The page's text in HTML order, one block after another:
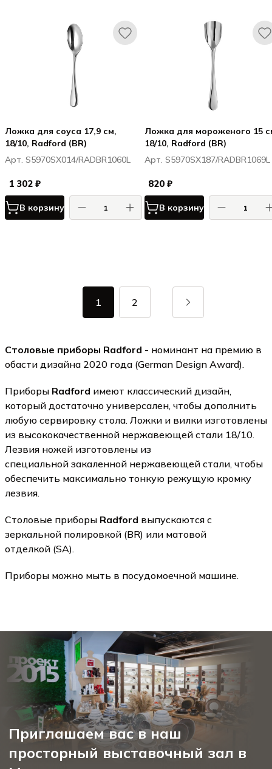
Ложка для соуса 17,9 см,
18/10, Radford (BR)
Арт. S5970SX014/RADBR1060L
1 302 ₽
В корзину
Ложка для мороженого 15
18/10, Radford (BR)
Арт. S5970SX187/RADBR1069L
820 ₽
В корзину
1 2
Столовые приборы Radford - номинант на премию в
обасти дизайна 2020 года (German Design Award).
Приборы Radford имеют классический дизайн,
который достаточно универсален, чтобы дополнить
любую сервировку стола. Ложки и вилки изготовлены
из высококачественной нержавеющей стали 18/10.
Лезвия ножей изготовлены из
специальной закаленной нержавеющей стали, чтобы
обеспечить максимально тонкую режущую кромку
лезвия.
Столовые приборы Radford выпускаются с
зеркальной полировкой (BR) или матовой
отделкой (SA).
Приборы можно мыть в посудомоечной машине.
Приглашаем вас в наш
просторный выставочный зал в